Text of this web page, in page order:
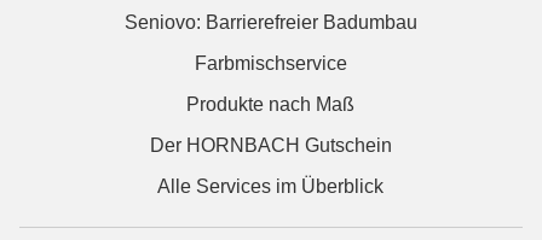
Seniovo: Barrierefreier Badumbau
Farbmischservice
Produkte nach Maß
Der HORNBACH Gutschein
Alle Services im Überblick